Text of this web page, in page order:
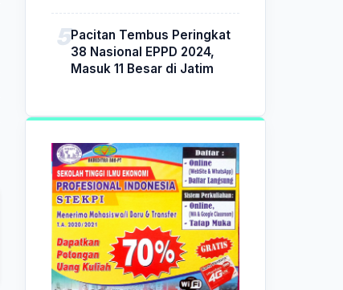
Pacitan Tembus Peringkat
38 Nasional EPPD 2024,
Masuk 11 Besar di Jatim